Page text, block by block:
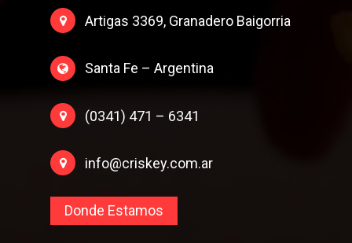
Artigas 3369, Granadero Baigorria
Santa Fe – Argentina
(0341) 471 – 6341
info@criskey.com.ar
Donde Estamos